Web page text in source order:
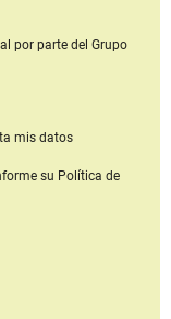
por parte del Grupo
mis datos
su Política de